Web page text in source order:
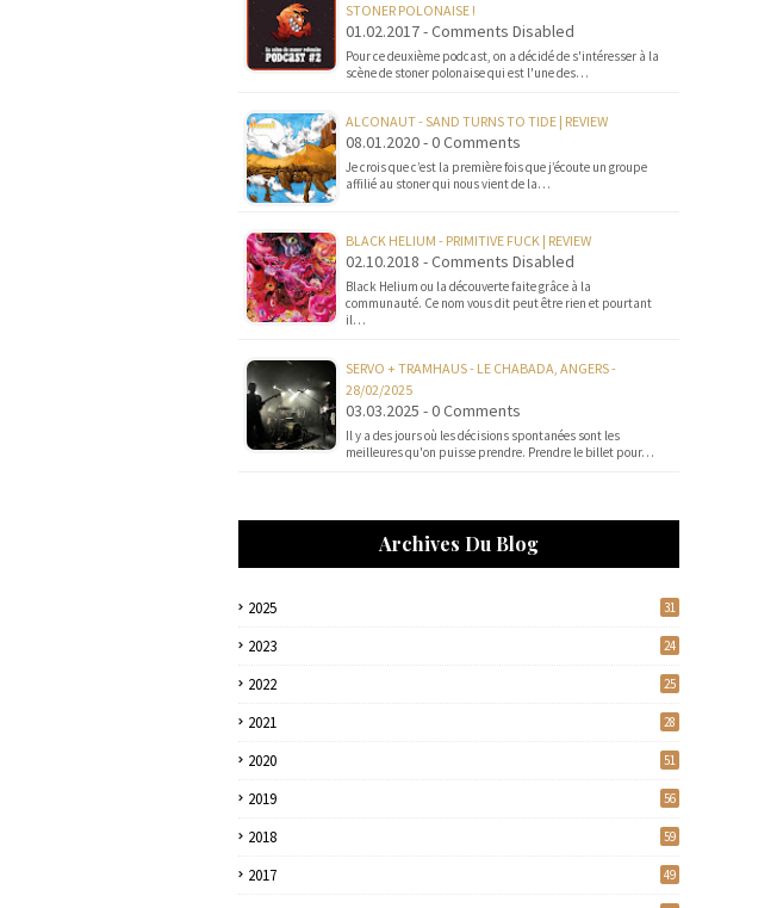
STONER POLONAISE !
01.02.2017 - Comments Disabled
Pour ce deuxième podcast, on a décidé de s'intéresser à la
scène de stoner polonaise qui est l'une des…
ALCONAUT - SAND TURNS TO TIDE | REVIEW
08.01.2020 - 0 Comments
Je crois que c’est la première fois que j’écoute un groupe
affilié au stoner qui nous vient de la…
BLACK HELIUM - PRIMITIVE FUCK | REVIEW
02.10.2018 - Comments Disabled
Black Helium ou la découverte faite grâce à la
communauté. Ce nom vous dit peut être rien et pourtant
il…
SERVO + TRAMHAUS - LE CHABADA, ANGERS -
28/02/2025
03.03.2025 - 0 Comments
Il y a des jours où les décisions spontanées sont les
meilleures qu'on puisse prendre. Prendre le billet pour…
Archives Du Blog
2025 31
2023 24
2022 25
2021 28
2020 51
2019 56
2018 59
2017 49